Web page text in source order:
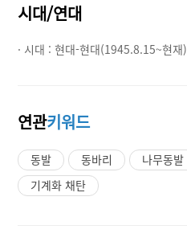
시대/연대
· 시대 :현대-현대(1945.8.15~현재)
연관키워드
동발 동바리 나무동발
기계화 채탄